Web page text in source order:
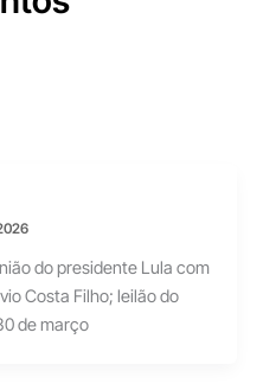
do presidente Lula com
Costa Filho; leilão do
de março